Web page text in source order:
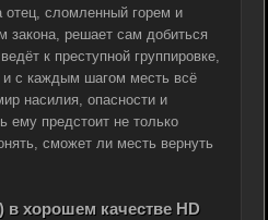
сломленный горем и
закона, решает сам добиться
к преступной группировке,
с каждым шагом месть всё
насилия, опасности и
ему предстоит не только
сможет ли месть вернуть
в хорошем качестве HD